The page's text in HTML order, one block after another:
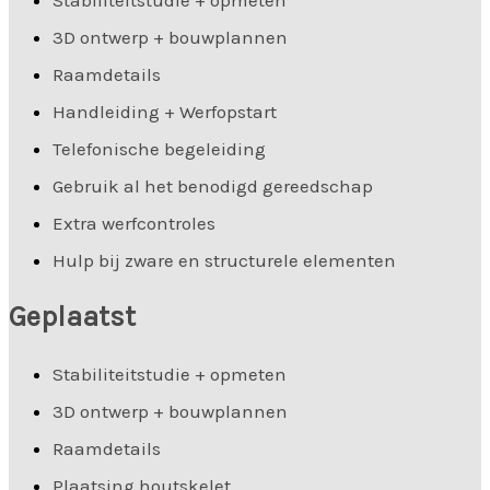
3D ontwerp + bouwplannen
Raamdetails
Handleiding + Werfopstart
Telefonische begeleiding
Gebruik al het benodigd gereedschap
Extra werfcontroles
Hulp bij zware en structurele elementen
Geplaatst
Stabiliteitstudie + opmeten
3D ontwerp + bouwplannen
Raamdetails
Plaatsing houtskelet